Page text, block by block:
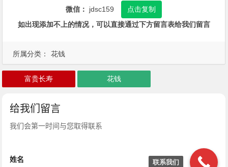
所属分类： 花钱
微信： jdsc159
点击复制
如出现添加不上的情况，可以直接通过下方留言表给我们留言
富贵长寿 花钱
联系我们